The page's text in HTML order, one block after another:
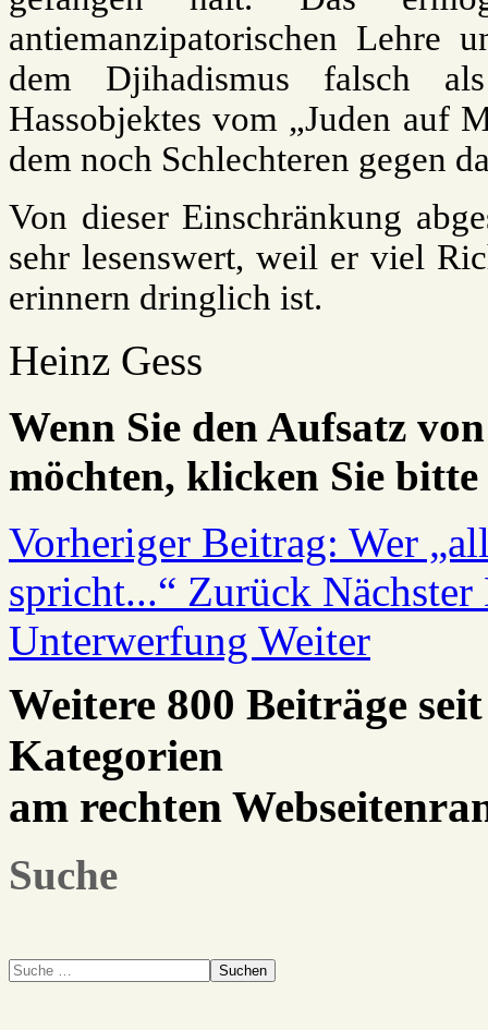
antiemanzipatorischen Lehre
dem Djihadismus falsch
Hassobjektes vom „Juden auf
dem noch Schlechteren gegen
Von dieser Einschränkung
sehr lesenswert, weil er viel
erinnern dringlich ist.
Heinz Gess
Wenn Sie den Aufsatz
möchten, klicken Sie
Vorheriger Beitrag: Wer
spricht...“ Zurück
Unterwerfung Weiter
Weitere 800 Beiträge
Kategorien
am rechten
Suche
Suchen